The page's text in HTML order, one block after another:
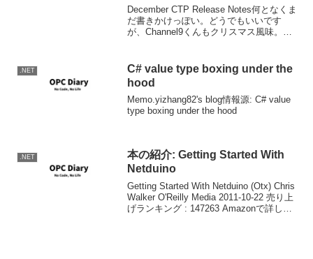
December CTP Release Notes何となくま
だ書きかけっぽい。どうでもいいです
が、Channel9くんもクリスマス風味。マ
.NET
C# value type boxing under the
hood
Memo.yizhang82's blog情報源: C# value
type boxing under the hood
.NET
本の紹介: Getting Started With
Netduino
Getting Started With Netduino (Otx) Chris
Walker O'Reilly Media 2011-10-22 売り上
げランキング : 147263 Amazonで詳しく